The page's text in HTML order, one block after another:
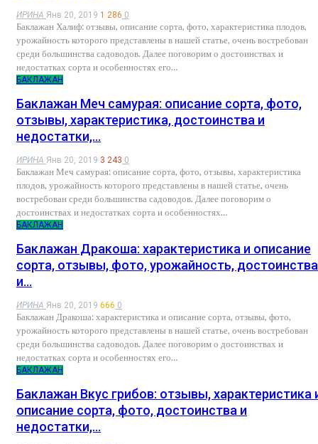
ИРИНА Янв 20, 2019 1 286 0
Баклажан Халиф: отзывы, описание сорта, фото, характеристика плодов,
урожайность которого представлены в нашей статье, очень востребован
среди большинства садоводов. Далее поговорим о достоинствах и
недостатках сорта и особенностях его…
БАКЛАЖАН
Баклажан Меч самурая: описание сорта, фото,
отзывы, характеристика, достоинства и
недостатки,…
ИРИНА Янв 20, 2019 3 243 0
Баклажан Меч самурая: описание сорта, фото, отзывы, характеристика
плодов, урожайность которого представлены в нашей статье, очень
востребован среди большинства садоводов. Далее поговорим о
достоинствах и недостатках сорта и особенностях…
БАКЛАЖАН
Баклажан Дракоша: характеристика и описание
сорта, отзывы, фото, урожайность, достоинства
и…
ИРИНА Янв 20, 2019 666 0
Баклажан Дракоша: характеристика и описание сорта, отзывы, фото,
урожайность которого представлены в нашей статье, очень востребован
среди большинства садоводов. Далее поговорим о достоинствах и
недостатках сорта и особенностях его…
БАКЛАЖАН
Баклажан Вкус грибов: отзывы, характеристика
описание сорта, фото, достоинства и
недостатки,…